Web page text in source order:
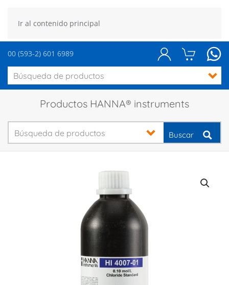
Ir al contenido principal
00 (593-2) 601 6989
Productos HANNA® instruments
Buscar